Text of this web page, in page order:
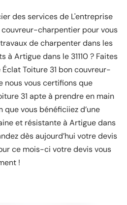
des services de L'entreprise
couvreur-charpentier pour vous
de charpenter dans les
à Artigue dans le 31110 ? Faites
Toiture 31 bon couvreur-
nous vous certifions que
31 apte à prendre en main
vous bénéficiiez d’une
et résistante à Artigue dans
dès aujourd’hui votre devis
ce mois-ci votre devis vous
!